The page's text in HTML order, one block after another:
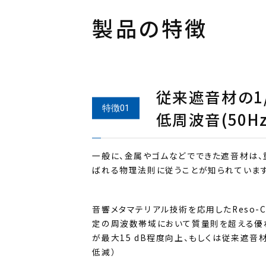
製品の特徴
従来遮音材の
低周波音
一般に、金属やゴムなどでできた遮音材は
ばれる物理法則に従うことが知られていま
音響メタマテリアル技術を応用したReso-
定の周波数帯域において質量則を超える
が最大15 dB程度向上、もしくは従来遮音